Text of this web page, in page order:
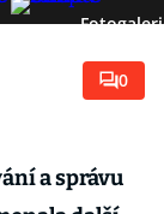
0
a správu